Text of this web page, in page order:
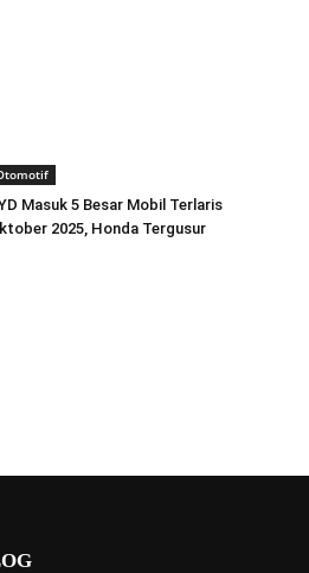
Masuk 5 Besar Mobil Terlaris
2025, Honda Tergusur